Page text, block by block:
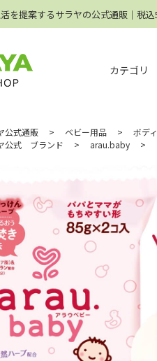
を提案するサラヤの公式通販│税
カテゴリ
公式通販 > ベビー用品 > ボデ
公式 ブランド > arau.baby >